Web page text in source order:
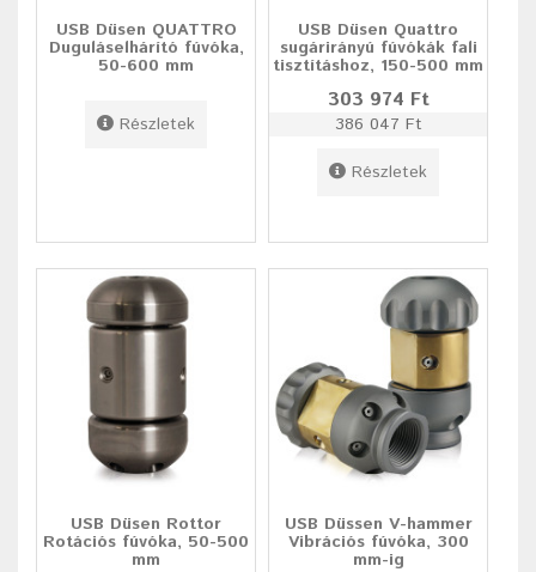
USB Düsen QUATTRO
Duguláselhárító fúvóka,
50-600 mm
Részletek
USB Düsen Quattro
sugárirányú fúvókák fali
tisztításhoz, 150-500 mm
303 974 Ft
386 047 Ft
Részletek
USB Düsen Rottor
Rotációs fúvóka, 50-500
mm
USB Düssen V-hammer
Vibrációs fúvóka, 300
mm-ig